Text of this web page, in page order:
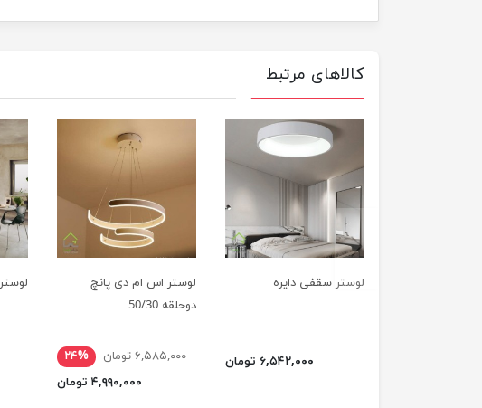
کالاهای مرتبط
لوستر سقفی دایره
۶,۵۴۲,۰۰۰ تومان
لوستر اس ام دی پانچ
دوحلقه 50/30
۶,۵۸۵,۰۰۰ تومان
۲۴%
۴,۹۹۰,۰۰۰ تومان
لوستر smd دایره طوسی
previus